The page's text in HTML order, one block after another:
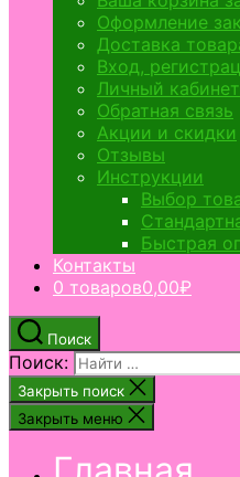
Оформление
Доставка
Вход,
Личный кабинет
Обратная связь
Акции и скидки
Отзывы
Инструкции
Выбор
Быстрая
Контакты
0 товаров0,00₽
Поиск
Поиск:
Закрыть поиск
Закрыть меню